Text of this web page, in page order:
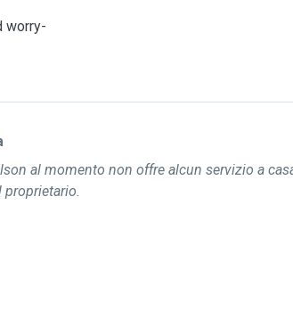
worry-
al momento non offre alcun servizio a
proprietario.